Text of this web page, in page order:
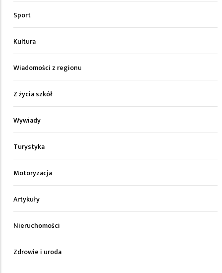
Sport
Kultura
Wiadomości z regionu
Z życia szkół
Wywiady
Turystyka
Motoryzacja
Artykuły
Nieruchomości
Zdrowie i uroda